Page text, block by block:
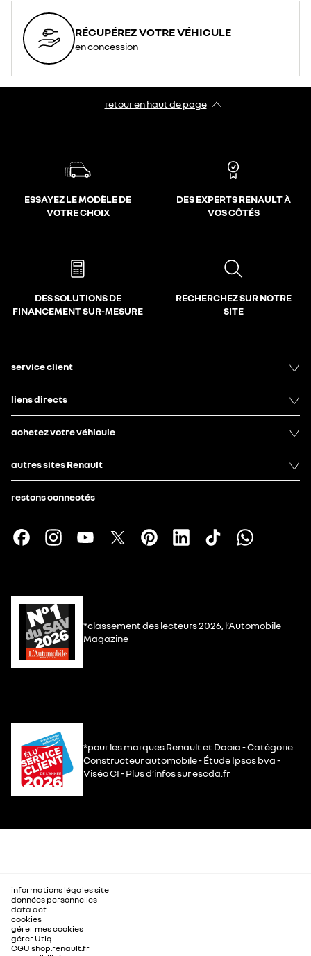
RÉCUPÉREZ VOTRE VÉHICULE
en concession
retour en haut de page​
ESSAYEZ LE MODÈLE DE
VOTRE CHOIX
DES EXPERTS RENAULT À
VOS CÔTÉS
DES SOLUTIONS DE
FINANCEMENT SUR-MESURE
RECHERCHEZ SUR NOTRE
SITE
service client
liens directs
achetez votre véhicule
autres sites Renault
restons connectés
*classement des lecteurs 2026, l’Automobile
Magazine
*pour les marques Renault et Dacia - Catégorie
Constructeur automobile - Étude Ipsos bva -
Viséo CI - Plus d’infos sur escda.fr
informations légales site
données personnelles
data act
cookies
gérer mes cookies
gérer Utiq
CGU shop.renault.fr